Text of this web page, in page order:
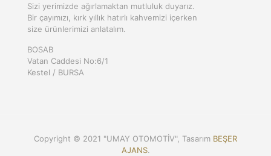
Sizi yerimizde ağırlamaktan mutluluk duyarız.
Bir çayımızı, kırk yıllık hatırlı kahvemizi içerken
size ürünlerimizi anlatalım.
BOSAB
Vatan Caddesi No:6/1
Kestel / BURSA
Copyright © 2021 "UMAY OTOMOTİV", Tasarım BEŞER
AJANS.